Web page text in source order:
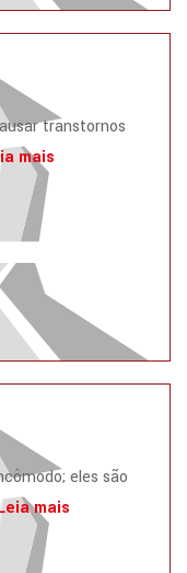
transtornos
mais
eles são
mais